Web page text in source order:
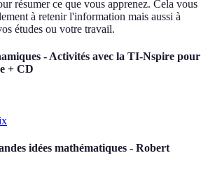
résumer ce que vous apprenez. Cela vous
à retenir l'information mais aussi à
études ou votre travail.
- Activités avec la TI-Nspire pour
+ CD
idées mathématiques - Robert